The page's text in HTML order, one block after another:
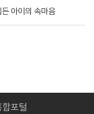
아이의 속마음
포털